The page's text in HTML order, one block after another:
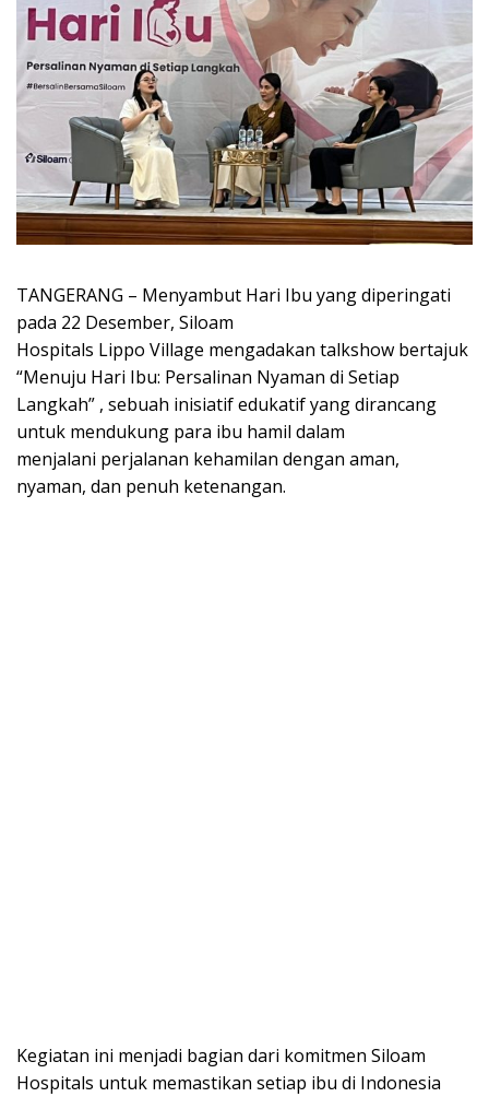
TANGERANG – Menyambut Hari Ibu yang diperingati
pada 22 Desember, Siloam
Hospitals Lippo Village mengadakan talkshow bertajuk
“Menuju Hari Ibu: Persalinan Nyaman di Setiap
Langkah” , sebuah inisiatif edukatif yang dirancang
untuk mendukung para ibu hamil dalam
menjalani perjalanan kehamilan dengan aman,
nyaman, dan penuh ketenangan.
Kegiatan ini menjadi bagian dari komitmen Siloam
Hospitals untuk memastikan setiap ibu di Indonesia